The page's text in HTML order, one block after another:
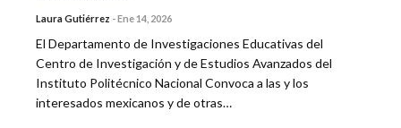
Laura Gutiérrez -Ene 14, 2026
El Departamento de Investigaciones Educativas del
Centro de Investigación y de Estudios Avanzados del
Instituto Politécnico Nacional Convoca a las y los
interesados mexicanos y de otras…